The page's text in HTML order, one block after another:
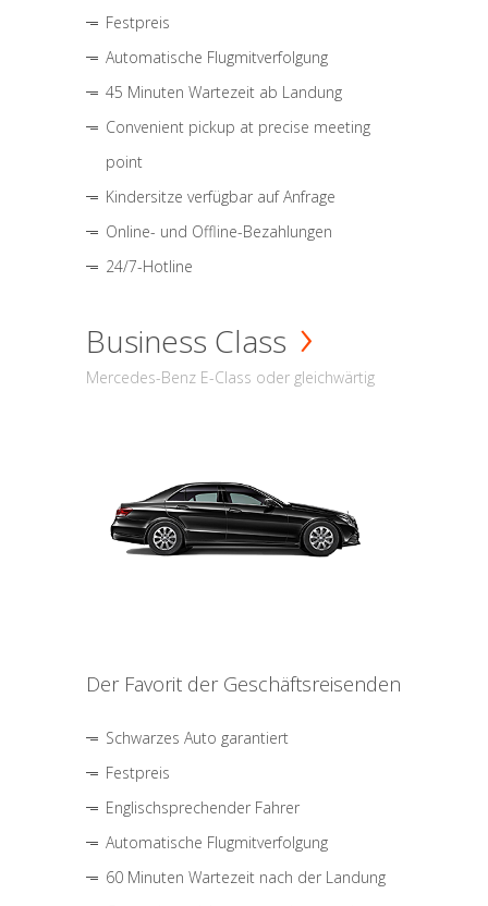
Festpreis
Automatische Flugmitverfolgung
45 Minuten Wartezeit ab Landung
Convenient pickup at precise meeting
point
Kindersitze verfügbar auf Anfrage
Online- und Offline-Bezahlungen
24/7-Hotline
Business Class
Mercedes-Benz E-Class oder gleichwärtig
Der Favorit der Geschäftsreisenden
Schwarzes Auto garantiert
Festpreis
Englischsprechender Fahrer
Automatische Flugmitverfolgung
60 Minuten Wartezeit nach der Landung